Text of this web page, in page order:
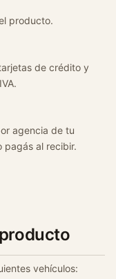
producto.
de crédito y
agencia de tu
pagás al recibir.
vehículos: